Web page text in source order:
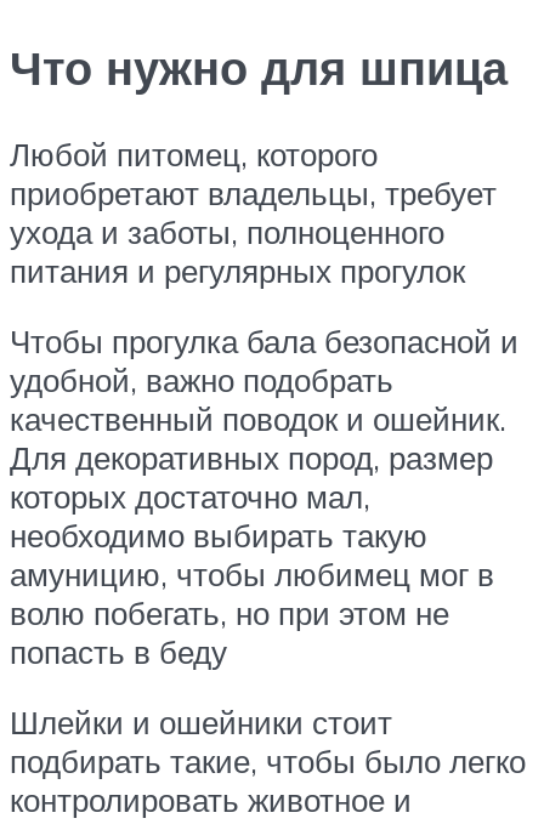
Что нужно для шпица
Любой питомец, которого
приобретают владельцы, требует
ухода и заботы, полноценного
питания и регулярных прогулок
Чтобы прогулка бала безопасной и
удобной, важно подобрать
качественный поводок и ошейник.
Для декоративных пород, размер
которых достаточно мал,
необходимо выбирать такую
амуницию, чтобы любимец мог в
волю побегать, но при этом не
попасть в беду
Шлейки и ошейники стоит
подбирать такие, чтобы было легко
контролировать животное и